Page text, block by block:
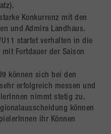
Konkurrenz mit den
und Admira Landhaus.
startet verhalten in die
Fortdauer der Saison
können sich bei den
erfolgreich messen und
nimmt stetig zu.
können
ihr Können